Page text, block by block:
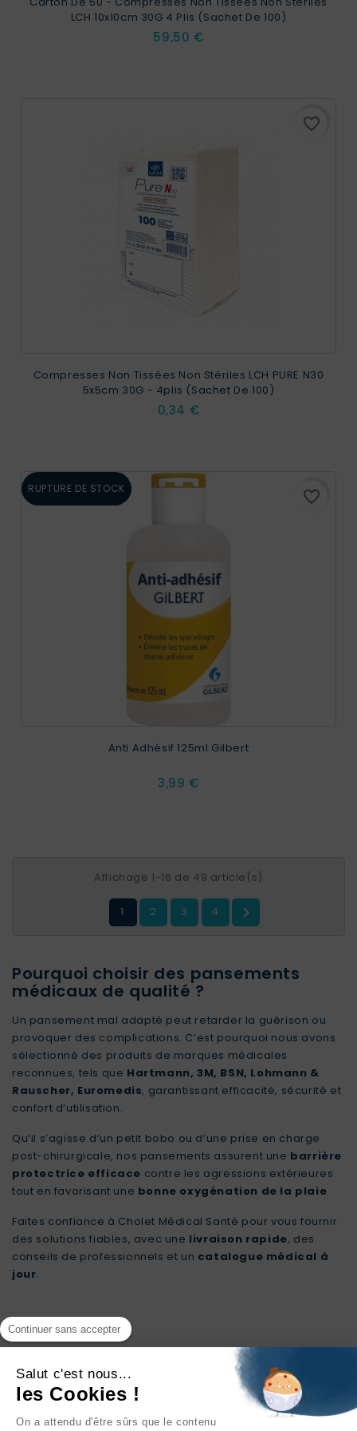
LCH 10x10cm 30G 4 Plis (sachet De 100)
Prix
59,50 €
favorite_border
Compresses Non Tissées Non Stériles LCH PURE N30
5x5cm 30G - 4plis (sachet De 100)
Prix
0,34 €
RUPTURE DE STOCK favorite_border
Anti Adhésif 125ml Gilbert
Prix
3,99 €
Affichage 1-16 de 49 article(s)
1 2 3 4 
Pourquoi choisir des pansements
médicaux de qualité ?
Un pansement mal adapté peut retarder la guérison ou
provoquer des complications. C’est pourquoi nous avons
sélectionné des produits de marques médicales
reconnues, tels que Hartmann, 3M, BSN, Lohmann &
Rauscher, Euromedis, garantissant efficacité, sécurité et
confort d’utilisation.
Qu’il s’agisse d’un petit bobo ou d’une prise en charge
post-chirurgicale, nos pansements assurent une barrière
protectrice efficace contre les agressions extérieures
tout en favorisant une bonne oxygénation de la plaie.
Faites confiance à Cholet Médical Santé pour vous fournir
des solutions fiables, avec une livraison rapide, des
conseils de professionnels et un catalogue médical à
jour.
Continuer sans accepter
Salut c'est nous...
les Cookies !
On a attendu d'être sûrs que le contenu